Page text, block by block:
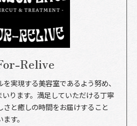
Relive
実現する美容室であるよう努め、
ります。満足していただける丁寧
さと癒しの時間をお届けすること
す。